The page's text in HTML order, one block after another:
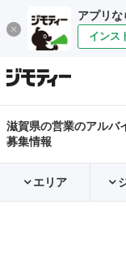
アプリな
インス
滋賀県の営業のアルバ
募集情報
エリア